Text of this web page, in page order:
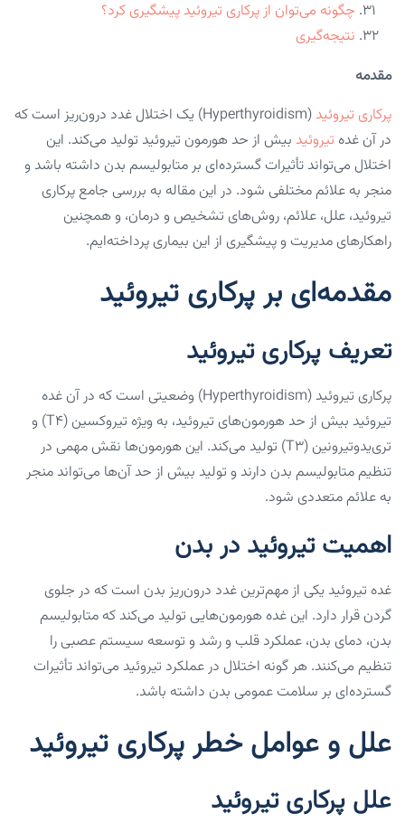
چگونه می‌توان از پرکاری تیروئید پیشگیری کرد؟
نتیجه‌گیری
مقدمه
پرکاری تیروئید
(Hyperthyroidism) یک اختلال غدد درون‌ریز است که
در آن غده تیروئید بیش از حد هورمون تیروئید تولید می‌کند. این
اختلال می‌تواند تأثیرات گسترده‌ای بر متابولیسم بدن داشته باشد و
منجر به علائم مختلفی شود. در این مقاله به بررسی جامع پرکاری
تیروئید، علل، علائم، روش‌های تشخیص و درمان، و همچنین
راهکارهای مدیریت و پیشگیری از این بیماری پرداخته‌ایم.
مقدمه‌ای بر پرکاری تیروئید
تعریف پرکاری تیروئید
پرکاری تیروئید (Hyperthyroidism) وضعیتی است که در آن غده
تیروئید بیش از حد هورمون‌های تیروئید، به ویژه تیروکسین (T4) و
تری‌یدوتیرونین (T3) تولید می‌کند. این هورمون‌ها نقش مهمی در
تنظیم متابولیسم بدن دارند و تولید بیش از حد آن‌ها می‌تواند منجر
به علائم متعددی شود.
اهمیت تیروئید در بدن
غده تیروئید یکی از مهم‌ترین غدد درون‌ریز بدن است که در جلوی
گردن قرار دارد. این غده هورمون‌هایی تولید می‌کند که متابولیسم
بدن، دمای بدن، عملکرد قلب و رشد و توسعه سیستم عصبی را
تنظیم می‌کنند. هر گونه اختلال در عملکرد تیروئید می‌تواند تأثیرات
گسترده‌ای بر سلامت عمومی بدن داشته باشد.
علل و عوامل خطر پرکاری تیروئید
علل پرکاری تیروئید